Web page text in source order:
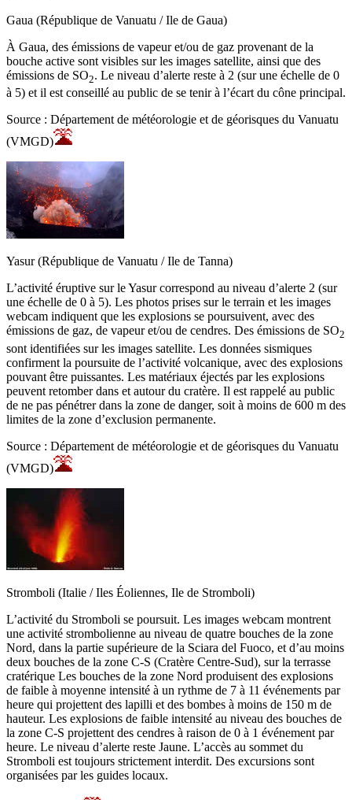
Gaua (République de Vanuatu / Ile de Gaua)
À Gaua, des émissions de vapeur et/ou de gaz provenant de la
bouche active sont visibles sur les images satellite, ainsi que des
émissions de SO2. Le niveau d’alerte reste à 2 (sur une échelle de 0
à 5) et il est conseillé au public de se tenir à l’écart du cône principal.
Source : Département de météorologie et de géorisques du Vanuatu
(VMGD)
Yasur (République de Vanuatu / Ile de Tanna)
L’activité éruptive sur le Yasur correspond au niveau d’alerte 2 (sur
une échelle de 0 à 5). Les photos prises sur le terrain et les images
webcam indiquent que les explosions se poursuivent, avec des
émissions de gaz, de vapeur et/ou de cendres. Des émissions de SO2
sont identifiées sur les images satellite. Les données sismiques
confirment la poursuite de l’activité volcanique, avec des explosions
pouvant être puissantes. Les matériaux éjectés par les explosions
peuvent retomber dans et autour du cratère. Il est rappelé au public
de ne pas pénétrer dans la zone de danger, soit à moins de 600 m des
limites de la zone d’exclusion permanente.
Source : Département de météorologie et de géorisques du Vanuatu
(VMGD)
Stromboli (Italie / Iles Éoliennes, Ile de Stromboli)
L’activité du Stromboli se poursuit. Les images webcam montrent
une activité strombolienne au niveau de quatre bouches de la zone
Nord, dans la partie supérieure de la Sciara del Fuoco, et d’au moins
deux bouches de la zone C-S (Cratère Centre-Sud), sur la terrasse
cratérique Les bouches de la zone Nord produisent des explosions
de faible à moyenne intensité à un rythme de 7 à 11 événements par
heure qui projettent des lapilli et des bombes à moins de 150 m de
hauteur. Les explosions de faible intensité au niveau des bouches de
la zone C-S projettent des cendres à raison de 0 à 1 événement par
heure. Le niveau d’alerte reste Jaune. L’accès au sommet du
Stromboli est toujours strictement interdit. Des excursions sont
organisées par les guides locaux.